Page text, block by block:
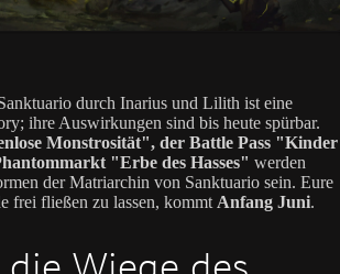
durch Inarius und Lilith ist eine
ihre Auswirkungen sind bis heute spürbar.
Monstrosität", der Battle Pass "Kinder
"Erbe des Hasses" werden
der Matriarchin von Sanktuario sein. Eure
frei fließen zu lassen, kommtAnfang Juni.